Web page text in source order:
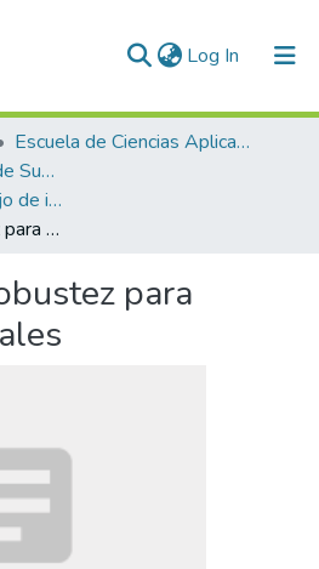
Log In (current)
Escuela de Ciencias Aplicadas e Ingeniería
Analítica y Cadenas de Suministro
Documento de trabajo de investigación
Criterios de robustez para sistemas lineales
para